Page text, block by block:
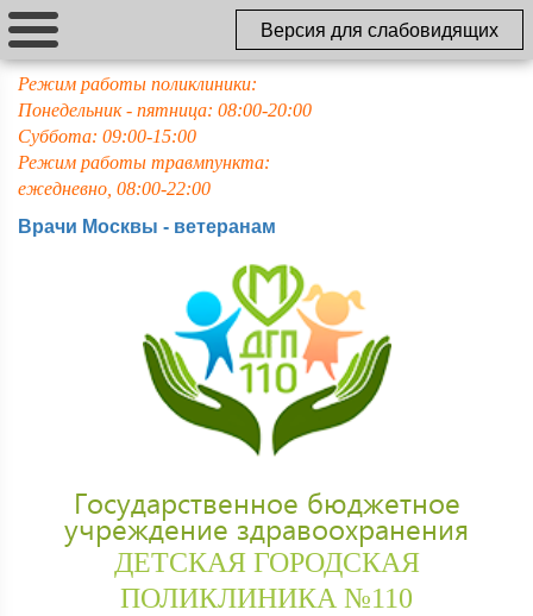
Версия для слабовидящих
Режим работы поликлиники:
Понедельник - пятница: 08:00-20:00
Суббота: 09:00-15:00
Режим работы травмпункта:
ежедневно, 08:00-22:00
Врачи Москвы - ветеранам
Государственное бюджетное
учреждение здравоохранения
ДЕТСКАЯ ГОРОДСКАЯ
ПОЛИКЛИНИКА №110